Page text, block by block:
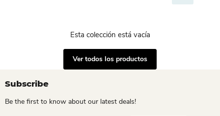
Esta colección está vacía
Ver todos los productos
Subscribe
Be the first to know about our latest deals!